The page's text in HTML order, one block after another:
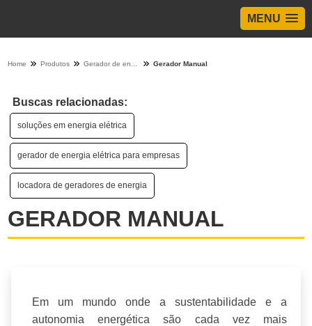
MENU
Home Produtos Gerador Manual
Buscas relacionadas:
soluções em energia elétrica
gerador de energia elétrica para empresas
locadora de geradores de energia
GERADOR MANUAL
Em um mundo onde a sustentabilidade e a
autonomia energética são cada vez mais